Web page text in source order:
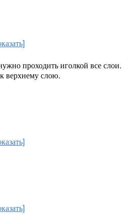
проходить иголкой все слои.
верхнему слою.